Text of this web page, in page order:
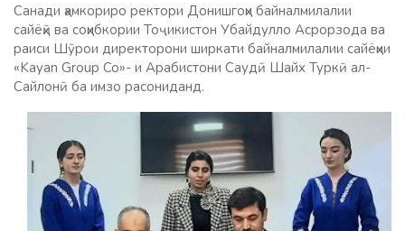
Санади ҳамкориро ректори Донишгоҳи байналмилалии
сайёҳӣ ва соҳибкории Тоҷикистон Убайдулло Асрорзода ва
раиси Шӯрои директорони ширкати байналмилалии сайёҳии
«Kayan Group Co»- и Арабистони Саудӣ Шайх Туркӣ ал-
Сайлонӣ ба имзо расониданд.